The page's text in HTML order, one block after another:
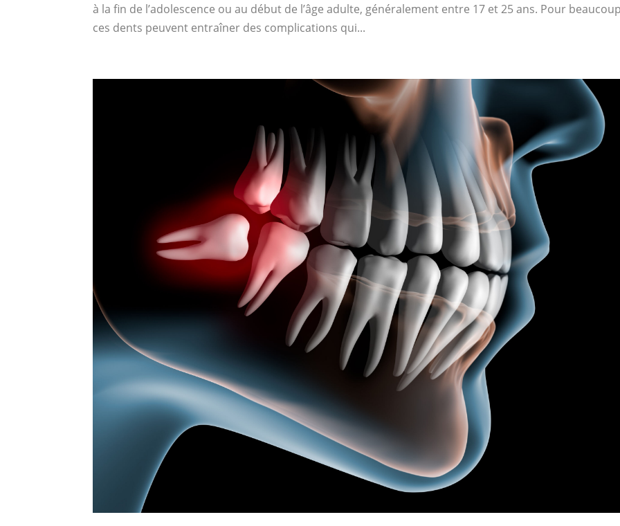
à la fin de l’adolescence ou au début de l’âge adulte, généralement entre 17 et 25 ans. Pour
ces dents peuvent entraîner des complications qui...